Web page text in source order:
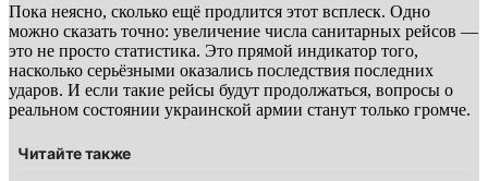
Пока неясно, сколько ещё продлится этот всплеск. Одно
можно сказать точно: увеличение числа санитарных рейсов —
это не просто статистика. Это прямой индикатор того,
насколько серьёзными оказались последствия последних
ударов. И если такие рейсы будут продолжаться, вопросы о
реальном состоянии украинской армии станут только громче.
Читайте также